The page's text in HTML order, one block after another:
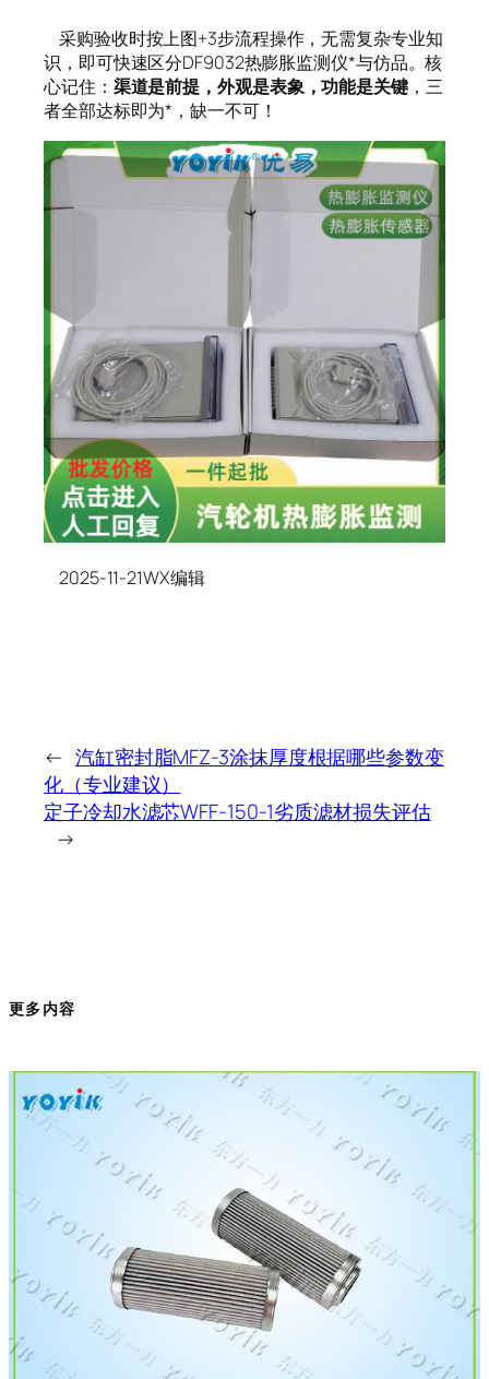
采购验收时按上图+3步流程操作，无需复杂专业知
识，即可快速区分DF9032热膨胀监测仪*与仿品。核
心记住： 渠道是前提，外观是表象，功能是关键，三
者全部达标即为*，缺一不可！
2025-11-21WX编辑
← 汽缸密封脂MFZ-3涂抹厚度根据哪些参数变
化（专业建议）
定子冷却水滤芯WFF-150-1劣质滤材损失评估
→
更多内容